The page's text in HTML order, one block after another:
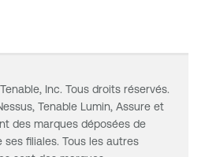
Inc. Tous droits réservés.
, Tenable Lumin, Assure et
des marques déposées de
ses filiales. Tous les autres